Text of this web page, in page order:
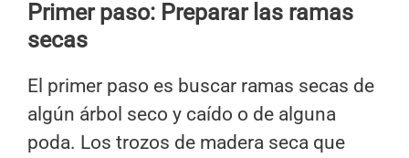
Primer paso: Preparar las ramas
secas
El primer paso es buscar ramas secas de
algún árbol seco y caído o de alguna
poda. Los trozos de madera seca que